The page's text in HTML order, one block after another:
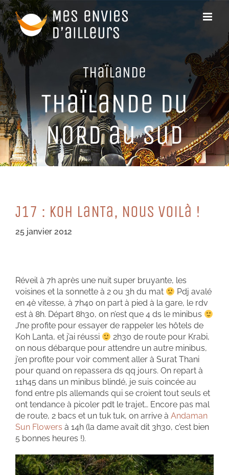
Passer
au
contenu
THaïLaNDe
THaïLaNDe Du
NoRD au SuD
J17 : KoH LaNTa, NouS VoiLà !
25 janvier 2012
Réveil à 7h après une nuit super bruyante, les
voisines et la sonnette à 2 ou 3h du mat
Pdj avalé
en 4è vitesse, à 7h40 on part à pied à la gare, le rdv
est à 8h. Départ 8h30, on n’est que 4 ds le minibus
J’ne profite pour essayer de rappeler les hôtels de
Koh Lanta, et j’ai réussi
2h30 de route pour Krabi,
on nous débarque pour attendre un autre minibus,
j’en profite pour voir comment aller à Surat Thani
pour quand on repassera ds qq jours. On repart à
11h45 dans un minibus blindé, je suis coincée au
fond entre pls allemands qui se croient tout seuls et
ont tendance à picoler pdt le trajet… Encore pas mal
de route, 2 bacs et un tuk tuk, on arrive à Andaman
Sun Flowers à 14h (la dame avait dit 3h30, c’est bien
5 bonnes heures !).